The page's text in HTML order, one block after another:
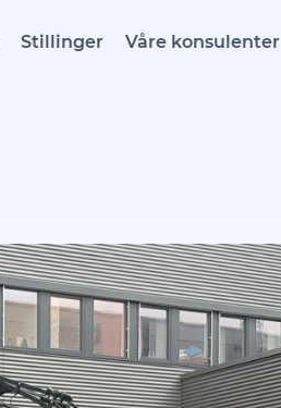
Stillinger Våre konsulenter